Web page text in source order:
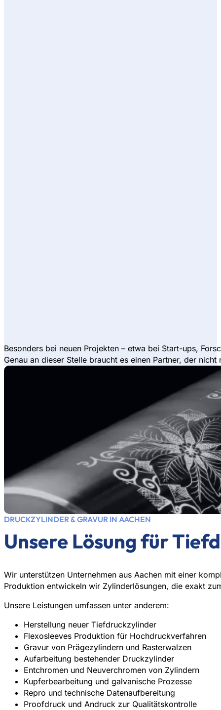
Besonders bei neuen Projekten – etwa bei Start-ups,
Genau an dieser Stelle braucht es einen Partner, der
DRUCKZYLINDER & GRAVUR IN AACHEN
Unsere Lösung für
Wir unterstützen Unternehmen aus Aachen mit einer
Produktion entwickeln wir Zylinderlösungen, die exakt
Unsere Leistungen umfassen unter anderem:
Herstellung neuer Tiefdruckzylinder
Flexosleeves Produktion für Hochdruckverfahren
Gravur von Prägezylindern und Rasterwalzen
Aufarbeitung bestehender Druckzylinder
Entchromen und Neuverchromen von Zylindern
Kupferbearbeitung und galvanische Prozesse
Repro und technische Datenaufbereitung
Proofdruck und Andruck zur Qualitätskontrolle